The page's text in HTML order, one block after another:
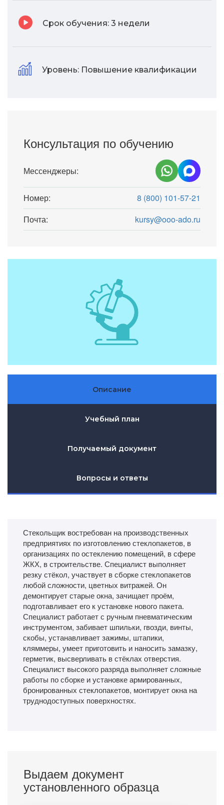
Срок обучения: 3 недели
Уровень: Повышение квалификации
Консультация по обучению
Мессенджеры:
Номер:
8 (800) 101-57-21
Почта:
kursy@ooo-ado.ru
Описание
Учебный план
Получаемый документ
Вопросы и ответы
Стекольщик востребован на производственных
предприятиях по изготовлению стеклопакетов, в
организациях по остеклению помещений, в сфере
ЖКХ, в строительстве. Специалист выполняет
резку стёкол, участвует в сборке стеклопакетов
любой сложности, цветных витражей. Он
демонтирует старые окна, зачищает проём,
подготавливает его к установке нового пакета.
Специалист работает с ручным пневматическим
инструментом, забивает шпильки, гвозди, винты,
скобы, устанавливает зажимы, штапики,
кляммеры, умеет приготовить и наносить замазку,
герметик, высверливать в стёклах отверстия.
Специалист высокого разряда выполняет сложные
работы по сборке и установке армированных,
бронированных стеклопакетов, монтирует окна на
труднодоступных поверхностях.
Выдаем документ
установленного образца